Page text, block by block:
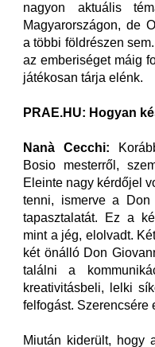
nagyon aktuális
Magyarországon, de
a többi földrészen
az emberiséget máig
játékosan tárja elénk.
PRAE.HU: Hogyan
Nanà Cecchi:
Bosio mesterről,
Eleinte nagy kérdőjel
tenni, ismerve a Don
tapasztalatát. Ez a
mint a jég, elolvadt.
két önálló Don
találni a
kreativitásbeli, lelki
felfogást. Szerencsére
Miután kiderült, hogy